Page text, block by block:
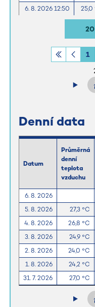
6. 8. 2026 12:50
25,0
6. 8. 2026 12:20
6. 8. 2026 12:10
23,6
1
Denní data
Datum
Průměrná
denní
teplota
vzduchu
6. 8. 2026
5. 8. 2026
27,3 °C
4. 8. 2026
26,8 °C
3. 8. 2026
24,9 °C
2. 8. 2026
24,0 °C
1. 8. 2026
24,2 °C
31. 7. 2026
27,0 °C